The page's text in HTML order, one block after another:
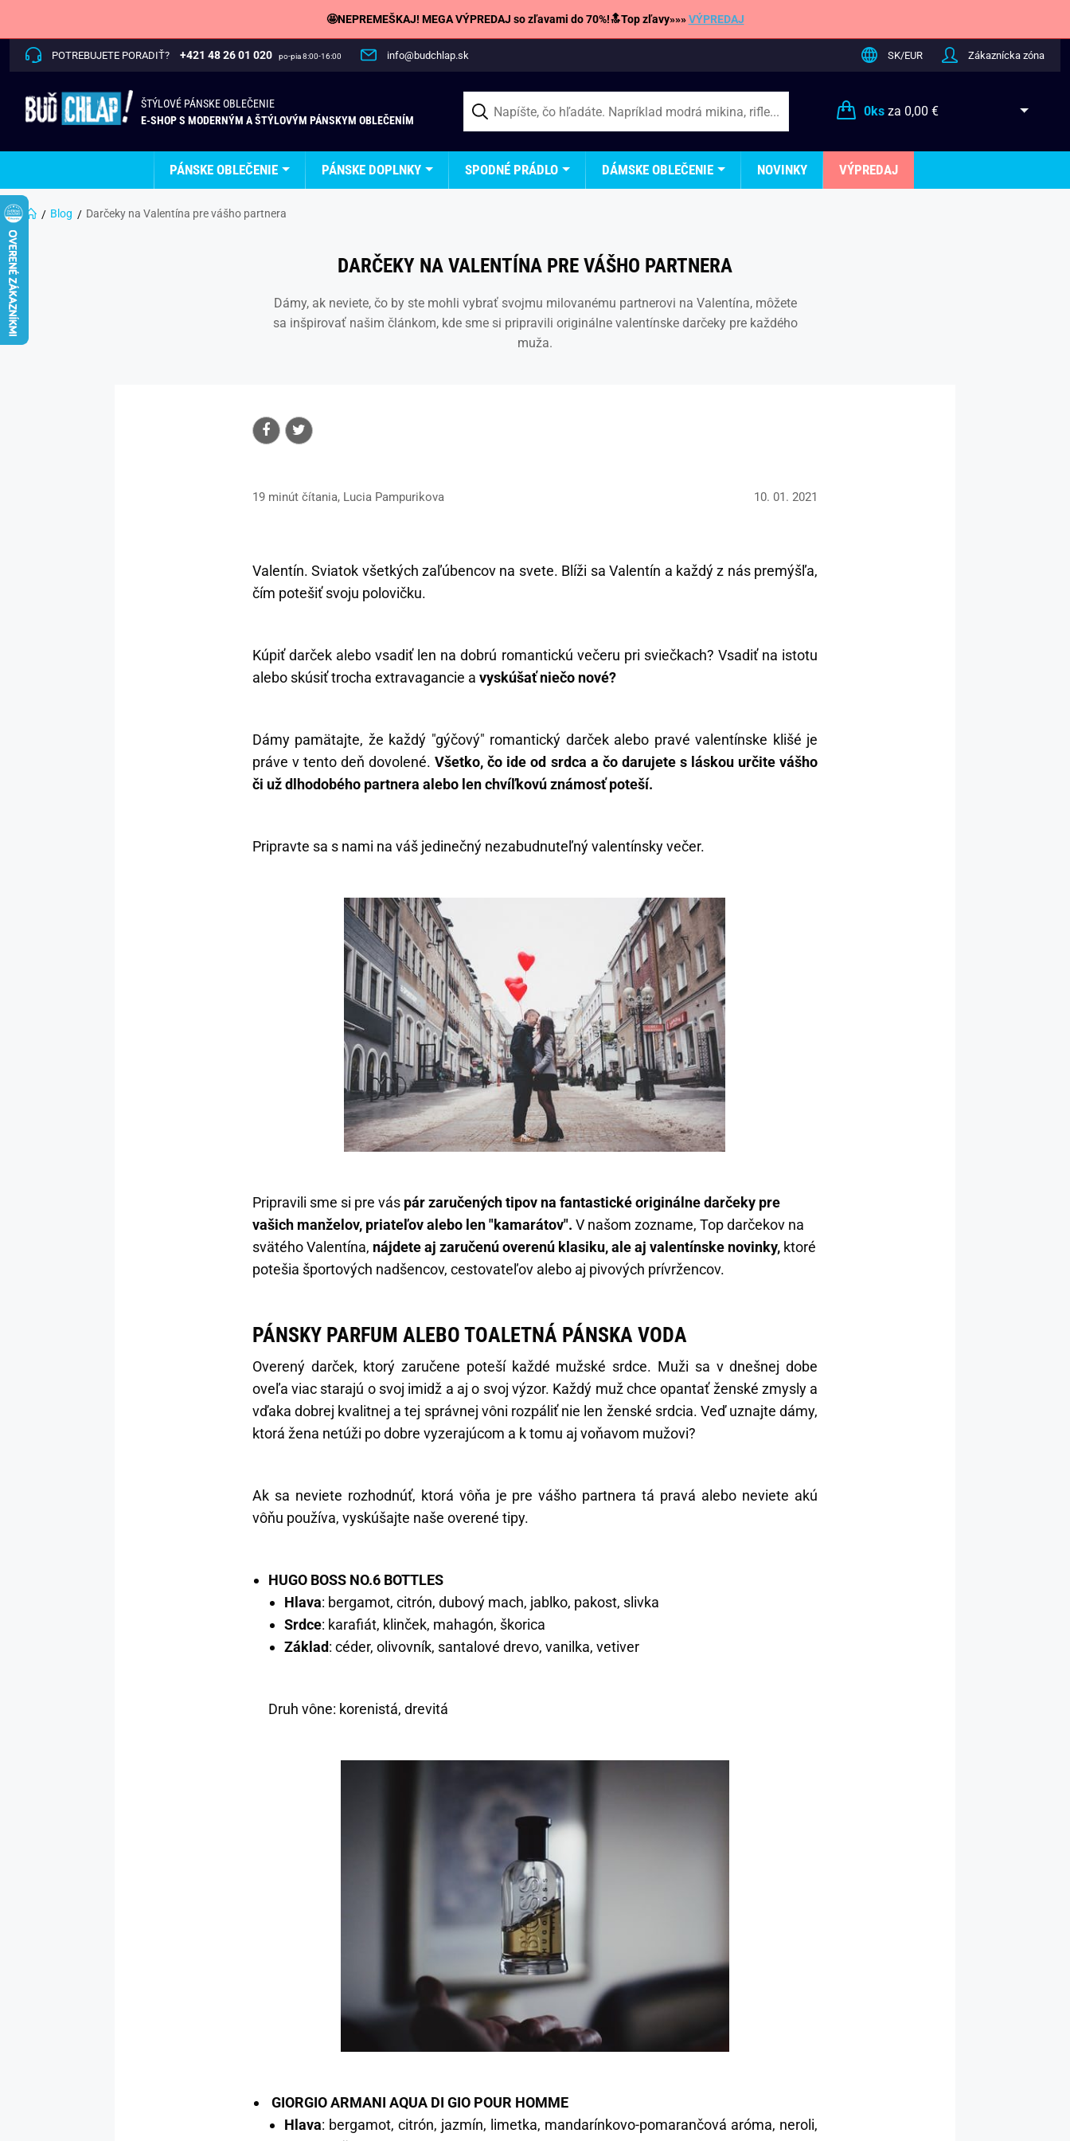
🤩NEPREMEŠKAJ! MEGA VÝPREDAJ so zľavami do 70%!🔝Top zľavy»»»VÝPREDAJ
POTREBUJETE PORADIŤ? +421 48 26 01 020 po-pia 8:00-16:00 info@budchlap.sk SK/EUR Zákaznícka zóna
ŠTÝLOVÉ PÁNSKE OBLEČENIE
E-SHOP S MODERNÝM A ŠTÝLOVÝM PÁNSKYM OBLEČENÍM
0ksza 0,00 €
PÁNSKE OBLEČENIE PÁNSKE DOPLNKY SPODNÉ PRÁDLO DÁMSKE OBLEČENIE NOVINKY VÝPREDAJ
Blog Darčeky na Valentína pre vášho partnera
DARČEKY NA VALENTÍNA PRE VÁŠHO PARTNERA
Dámy, ak neviete, čo by ste mohli vybrať svojmu milovanému partnerovi na Valentína, môžete
sa inšpirovať našim článkom, kde sme si pripravili originálne valentínske darčeky pre každého
muža.
19 minút čítania, Lucia Pampurikova 10. 01. 2021
Valentín. Sviatok všetkých zaľúbencov na svete. Blíži sa Valentín a každý z nás premýšľa,
čím potešiť svoju polovičku.
Kúpiť darček alebo vsadiť len na dobrú romantickú večeru pri sviečkach? Vsadiť na istotu
alebo skúsiť trocha extravagancie a vyskúšať niečo nové?
Dámy pamätajte, že každý "gýčový" romantický darček alebo pravé valentínske klišé je
práve v tento deň dovolené.Všetko, čo ide od srdca a čo darujete s láskou určite vášho
či už dlhodobého partnera alebo len chvíľkovú známosť poteší.
Pripravte sa s nami na váš jedinečný nezabudnuteľný valentínsky večer.
Pripravili sme si pre vás pár zaručených tipov na fantastické originálne darčeky pre
vašich manželov, priateľov alebo len "kamarátov". V našom zozname, Top darčekov na
svätého Valentína, nájdete aj zaručenú overenú klasiku, ale aj valentínske novinky,ktoré
potešia športových nadšencov, cestovateľov alebo aj pivových prívržencov.
PÁNSKY PARFUM ALEBO TOALETNÁ PÁNSKA VODA
Overený darček, ktorý zaručene poteší každé mužské srdce. Muži sa v dnešnej dobe
oveľa viac starajú o svoj imidž a aj o svoj výzor. Každý muž chce opantať ženské zmysly a
vďaka dobrej kvalitnej a tej správnej vôni rozpáliť nie len ženské srdcia. Veď uznajte dámy,
ktorá žena netúži po dobre vyzerajúcom a k tomu aj voňavom mužovi?
Ak sa neviete rozhodnúť, ktorá vôňa je pre vášho partnera tá pravá alebo neviete akú
vôňu používa, vyskúšajte naše overené tipy.
HUGO BOSS NO.6 BOTTLES
Hlava: bergamot, citrón, dubový mach, jablko, pakost, slivka
Srdce: karafiát, klinček, mahagón, škorica
Základ: céder, olivovník, santalové drevo, vanilka, vetiver
Druh vône: korenistá, drevitá
GIORGIO ARMANI AQUA DI GIO POUR HOMME
Hlava: bergamot, citrón, jazmín, limetka, mandarínkovo-pomarančová aróma, neroli,